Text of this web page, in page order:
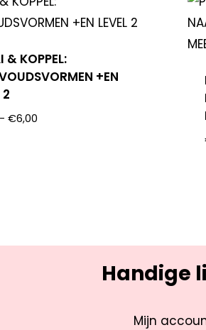
& KOPPEL:
+EN
2
- €6,00
Handige
Mijn